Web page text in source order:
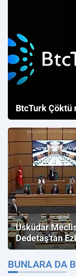
BtcTurk Çöktü
Üsküdar
Dedetaş'tan
"İmamoğlu"
BUNLARA DA